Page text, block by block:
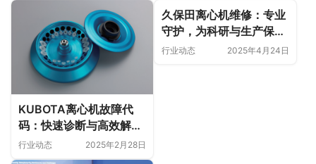
KUBOTA离心机故障代
码：快速诊断与高效解决
方案
行业动态 2025年2月28日
久保田离心机维修：专业
守护，为科研与生产保驾
护航
行业动态 2025年4月24日